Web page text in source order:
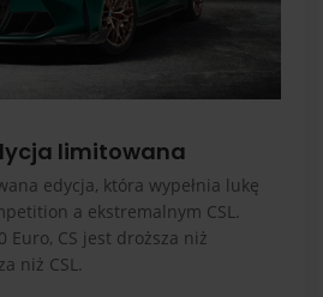
limitowana
edycja, która wypełnia lukę
a ekstremalnym CSL.
Euro, CS jest droższa niż
niż CSL.